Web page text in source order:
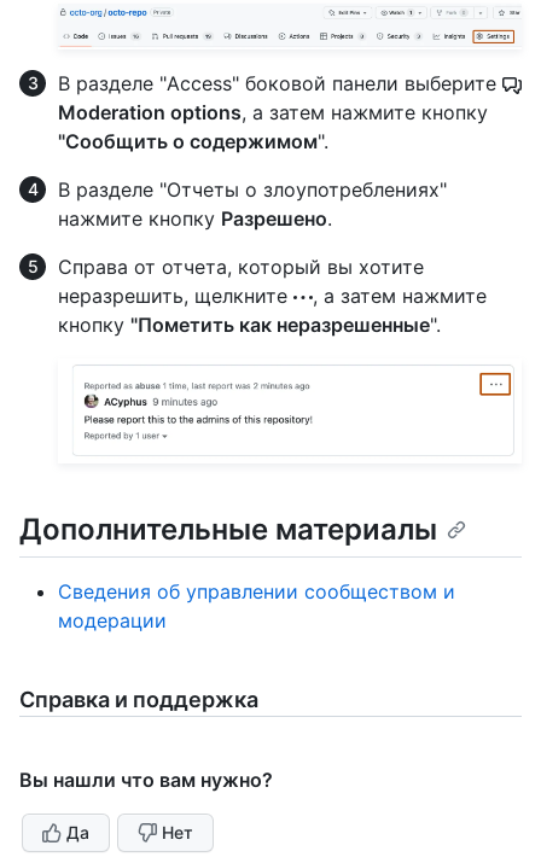
В разделе "Access" боковой панели выберите
Moderation options, а затем нажмите кнопку
"Сообщить о содержимом".
В разделе "Отчеты о злоупотреблениях"
нажмите кнопку Разрешено.
Справа от отчета, который вы хотите
неразрешить, щелкните
, а затем нажмите
кнопку "Пометить как неразрешенные".
Дополнительные материалы
Сведения об управлении сообществом и
модерации
Справка и поддержка
Вы нашли что вам нужно?
Да Нет